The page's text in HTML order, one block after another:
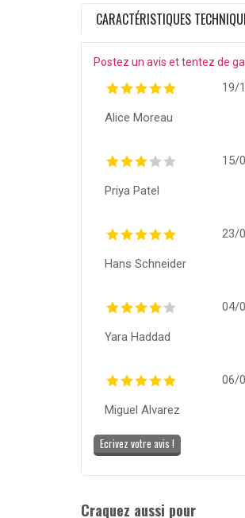
CARACTÉRISTIQUES
Postez un avis et tentez de
19/
Alice Moreau
15/
Priya Patel
23/
Hans Schneider
04/
Yara Haddad
06/
Miguel Alvarez
Ecrivez votre avis !
Craquez aussi pour